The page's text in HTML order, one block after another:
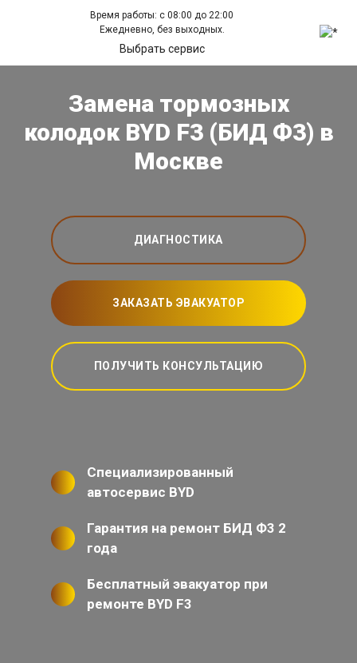
Время работы: с 08:00 до 22:00
Ежедневно, без выходных.
Выбрать сервис
Замена тормозных
колодок BYD F3 (БИД Ф3) в
Москве
ДИАГНОСТИКА
ЗАКАЗАТЬ ЭВАКУАТОР
ПОЛУЧИТЬ КОНСУЛЬТАЦИЮ
Специализированный
автосервис BYD
Гарантия на ремонт БИД Ф3 2
года
Бесплатный эвакуатор при
ремонте BYD F3